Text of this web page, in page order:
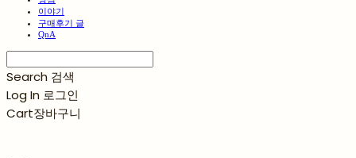
이야기
구매후기 글
QnA
Search 검색
Log In 로그인
Cart장바구니